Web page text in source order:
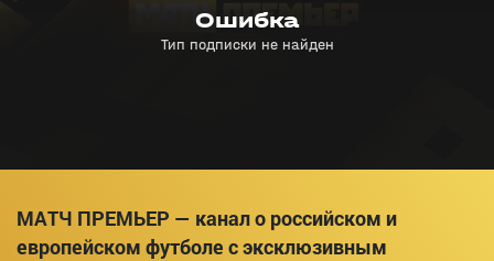
МАТЧ ПРЕМЬЕР — канал о российском и
европейском футболе с эксклюзивным